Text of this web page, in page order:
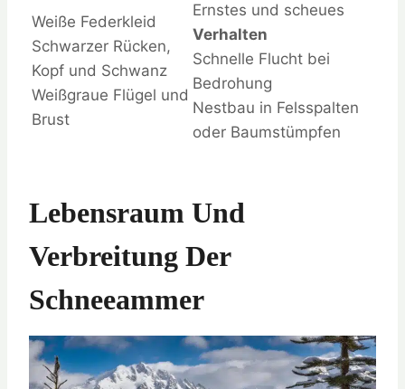
Weiße Federkleid
Schwarzer Rücken,
Kopf und Schwanz
Weißgraue Flügel und
Brust
Ernstes und scheues
Verhalten
Schnelle Flucht bei
Bedrohung
Nestbau in Felsspalten
oder Baumstümpfen
Lebensraum Und
Verbreitung Der
Schneeammer